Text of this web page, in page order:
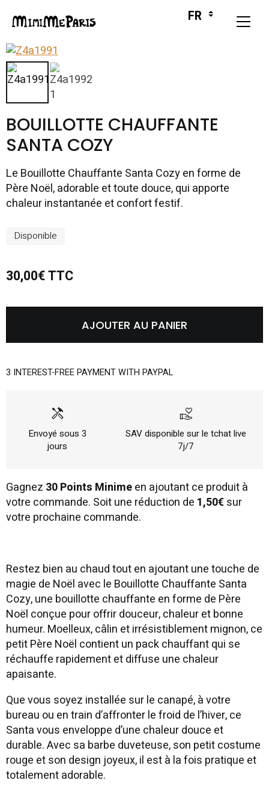
BOUILLOTTE CHAUFFANTE
SANTA COZY
Le Bouillotte Chauffante Santa Cozy en forme de
Père Noël, adorable et toute douce, qui apporte
chaleur instantanée et confort festif.
Disponible
30,00€ TTC
AJOUTER AU PANIER
3 INTEREST-FREE PAYMENT WITH PAYPAL
handyman
Envoyé sous 3
jours
volunteer_activism
SAV disponible sur le tchat live
7j/7
Gagnez 30 Points Minimeen ajoutant ce produit à
votre commande. Soit une réduction de 1,50€sur
votre prochaine commande.
Restez bien au chaud tout en ajoutant une touche de
magie de Noël avec le Bouillotte Chauffante Santa
Cozy, une bouillotte chauffante en forme de Père
Noël conçue pour offrir douceur, chaleur et bonne
humeur. Moelleux, câlin et irrésistiblement mignon, ce
petit Père Noël contient un pack chauffant qui se
réchauffe rapidement et diffuse une chaleur
apaisante.
Que vous soyez installée sur le canapé, à votre
bureau ou en train d’affronter le froid de l’hiver, ce
Santa vous enveloppe d’une chaleur douce et
durable. Avec sa barbe duveteuse, son petit costume
rouge et son design joyeux, il est à la fois pratique et
totalement adorable.